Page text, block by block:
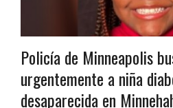
Policía de Minneapolis
urgentemente a niña
desaparecida en